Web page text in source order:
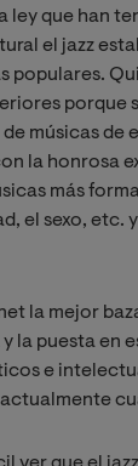
ley que han
el jazz
populares.
porque
músicas
la honrosa
más
el sexo,
la mejor
puesta en
e